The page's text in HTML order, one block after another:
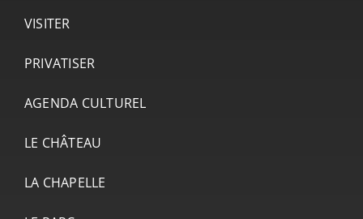
VISITER
PRIVATISER
AGENDA CULTUREL
LE CHÂTEAU
LA CHAPELLE